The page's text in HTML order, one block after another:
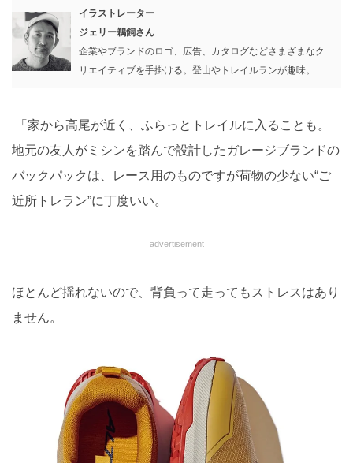
イラストレーター
ジェリー鵜飼さん
企業やブランドのロゴ、広告、カタログなどさまざまなク
リエイティブを手掛ける。登山やトレイルランが趣味。
「家から高尾が近く、ふらっとトレイルに入ることも。
地元の友人がミシンを踏んで設計したガレージブランドの
バックパックは、レース用のものですが荷物の少ない“ご
近所トレラン”に丁度いい。
advertisement
ほとんど揺れないので、背負って走ってもストレスはあり
ません。